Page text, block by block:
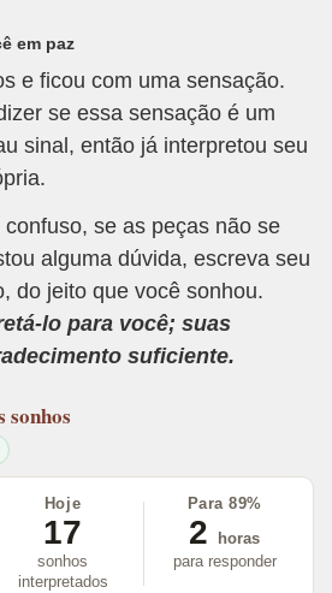
em paz
e ficou com uma sensação.
se essa sensação é um
sinal, então já interpretou seu
se as peças não se
alguma dúvida, escreva seu
do jeito que você sonhou.
lo para você; suas
suficiente.
sonhos
Hoje
17
sonhos
interpretados
Para 89%
2
horas
para responder